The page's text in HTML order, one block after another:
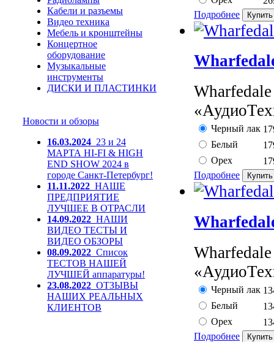
Кабели и разъемы
Видео техника
Мебель и кронштейны
Концертное
оборудование
Музыкальные
инструменты
ДИСКИ И ПЛАСТИНКИ
Новости и обзоры
16.03.2024 23 и 24
МАРТА HI-FI & HIGH
END SHOW 2024 в
городе Санкт-Петербург!
11.11.2022 НАШЕ
ПРЕДПРИЯТИЕ
ЛУЧШЕЕ В ОТРАСЛИ
14.09.2022 НАШИ
ВИДЕО ТЕСТЫ И
ВИДЕО ОБЗОРЫ
08.09.2022 Список
ТЕСТОВ НАШЕЙ
ЛУЧШЕЙ аппаратуры!
23.08.2022 ОТЗЫВЫ
НАШИХ РЕАЛЬНЫХ
КЛИЕНТОВ
Подробнее
Черный лак
Белый
Орех
Подробнее
Черный лак
Белый
Орех
Подробнее